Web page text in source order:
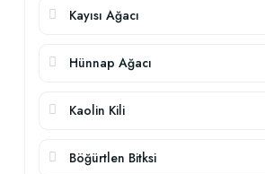
Kayısı Ağacı
Hünnap Ağacı
Kaolin Kili
Böğürtlen Bitksi